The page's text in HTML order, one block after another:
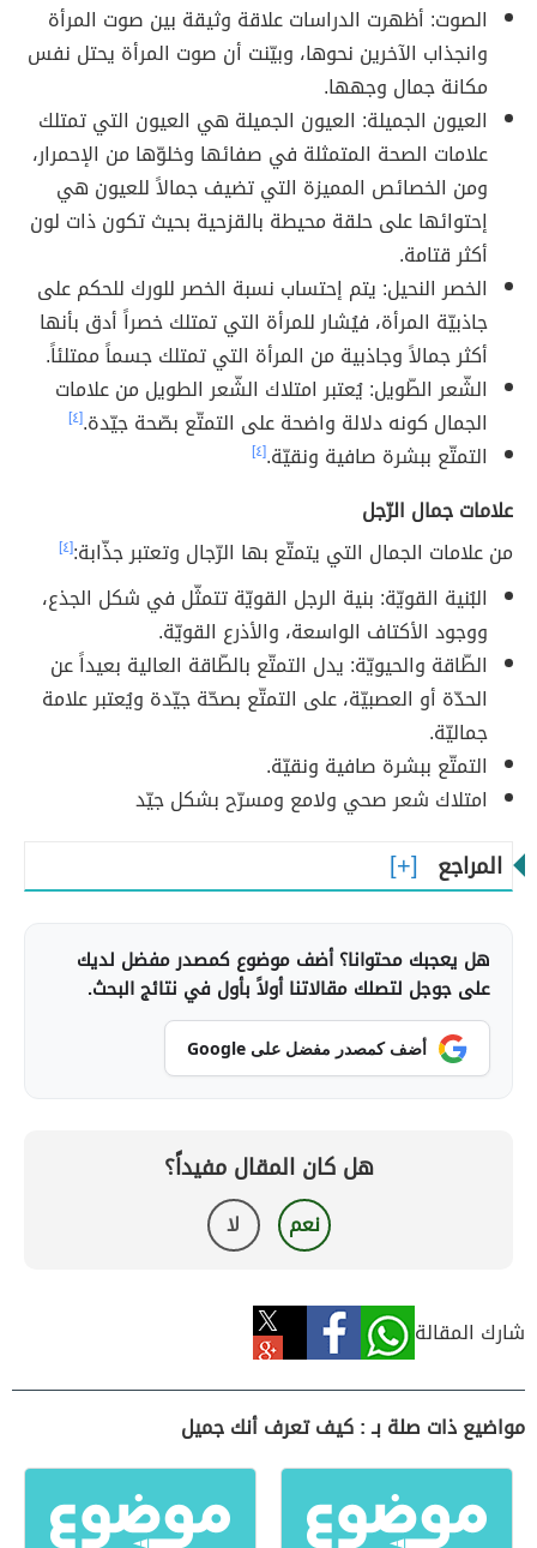
الصوت: أظهرت الدراسات علاقة وثيقة بين صوت المرأة
وانجذاب الآخرين نحوها، وبيّنت أن صوت المرأة يحتل نفس
مكانة جمال وجهها.
العيون الجميلة: العيون الجميلة هي العيون التي تمتلك
علامات الصحة المتمثلة في صفائها وخلوّها من الإحمرار،
ومن الخصائص المميزة التي تضيف جمالاً للعيون هي
إحتوائها على حلقة محيطة بالقزحية بحيث تكون ذات لون
أكثر قتامة.
الخصر النحيل: يتم إحتساب نسبة الخصر للورك للحكم على
جاذبيّة المرأة، فيُشار للمرأة التي تمتلك خصراً أدق بأنها
أكثر جمالاً وجاذبية من المرأة التي تمتلك جسماً ممتلئاً.
الشّعر الطّويل: يُعتبر امتلاك الشّعر الطويل من علامات
الجمال كونه دلالة واضحة على التمتّع بصّحة جيّدة.[٤]
التمتّع ببشرة صافية ونقيّة.[٤]
علامات جمال الرّجل
من علامات الجمال التي يتمتّع بها الرّجال وتعتبر جذّابة:[٤]
البُنية القويّة: بنية الرجل القويّة تتمثّل في شكل الجذع،
ووجود الأكتاف الواسعة، والأذرع القويّة.
الطّاقة والحيويّة: يدل التمتّع بالطّاقة العالية بعيداً عن
الحدّة أو العصبيّة، على التمتّع بصحّة جيّدة ويُعتبر علامة
جماليّة.
التمتّع ببشرة صافية ونقيّة.
امتلاك شعر صحي ولامع ومسرّح بشكل جيّد
المراجع
هل يعجبك محتوانا؟ أضف موضوع كمصدر مفضل لديك
على جوجل لتصلك مقالاتنا أولاً بأول في نتائج البحث.
أضف كمصدر مفضل على Google
هل كان المقال مفيداً؟
نعم لا
شارك المقالة
مواضيع ذات صلة بـ : كيف تعرف أنك جميل